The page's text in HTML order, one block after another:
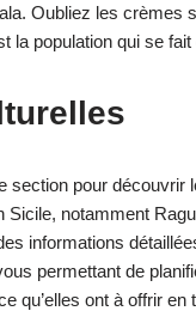
Oubliez les crèmes
la population qui se fait
section pour découvrir
Sicile, notamment
informations
permettant de
qu’elles ont à offrir